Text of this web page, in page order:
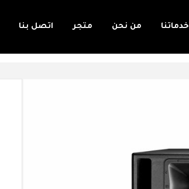
خدماتنا من نحن متجر اتصل بنا